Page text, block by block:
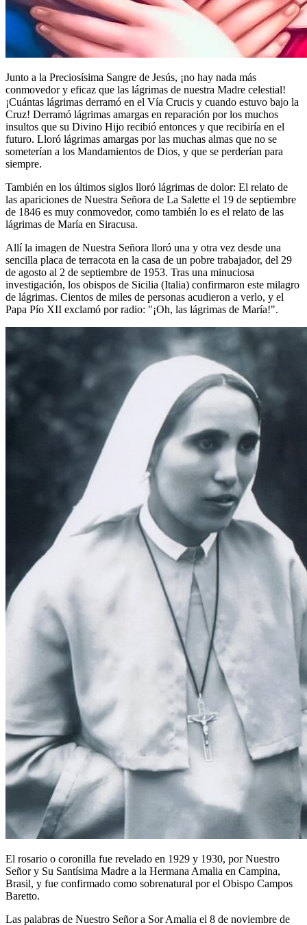
Junto a la Preciosísima Sangre de Jesús, ¡no hay nada más
conmovedor y eficaz que las lágrimas de nuestra Madre celestial!
¡Cuántas lágrimas derramó en el Vía Crucis y cuando estuvo bajo la
Cruz! Derramó lágrimas amargas en reparación por los muchos
insultos que su Divino Hijo recibió entonces y que recibiría en el
futuro. Lloró lágrimas amargas por las muchas almas que no se
someterían a los Mandamientos de Dios, y que se perderían para
siempre.
También en los últimos siglos lloró lágrimas de dolor: El relato de
las apariciones de Nuestra Señora de La Salette el 19 de septiembre
de 1846 es muy conmovedor, como también lo es el relato de las
lágrimas de María en Siracusa.
Allí la imagen de Nuestra Señora lloró una y otra vez desde una
sencilla placa de terracota en la casa de un pobre trabajador, del 29
de agosto al 2 de septiembre de 1953. Tras una minuciosa
investigación, los obispos de Sicilia (Italia) confirmaron este milagro
de lágrimas. Cientos de miles de personas acudieron a verlo, y el
Papa Pío XII exclamó por radio: "¡Oh, las lágrimas de María!".
El rosario o coronilla fue revelado en 1929 y 1930, por Nuestro
Señor y Su Santísima Madre a la Hermana Amalia en Campina,
Brasil, y fue confirmado como sobrenatural por el Obispo Campos
Baretto.
Las palabras de Nuestro Señor a Sor Amalia el 8 de noviembre de